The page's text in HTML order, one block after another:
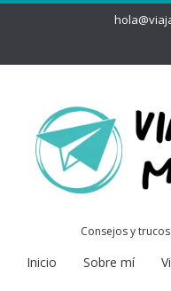
Consejos y
Inicio Sobre mí